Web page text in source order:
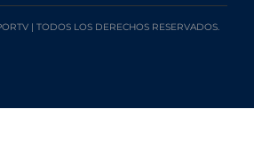
| TODOS LOS DERECHOS RESERVADOS.